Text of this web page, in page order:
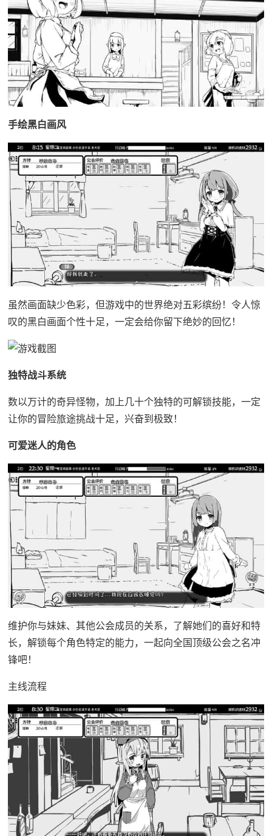
手绘黑白画风
虽然画面缺少色彩，但游戏中的世界绝对五彩缤纷！令人惊
叹的黑白画面个性十足，一定会给你留下绝妙的回忆！
独特战斗系统
数以万计的奇异怪物，加上几十个独特的可解锁技能，一定
让你的冒险旅途挑战十足，兴奋到极致！
可爱迷人的角色
维护你与妹妹、其他公会成员的关系，了解她们的喜好和特
长，解锁每个角色特定的能力，一起向全国顶级公会之名冲
锋吧！
主线流程